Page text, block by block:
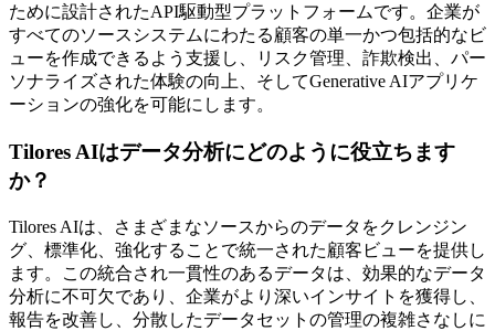
ために設計されたAPI駆動型プラットフォームです。企業が
すべてのソースシステムにわたる顧客の単一かつ包括的なビ
ューを作成できるよう支援し、リスク管理、詐欺検出、パー
ソナライズされた体験の向上、そしてGenerative AIアプリケ
ーションの強化を可能にします。
Tilores AIはデータ分析にどのように役立ちます
か？
Tilores AIは、さまざまなソースからのデータをクレンジン
グ、標準化、強化することで統一された顧客ビューを提供し
ます。この統合され一貫性のあるデータは、効果的なデータ
分析に不可欠であり、企業がより深いインサイトを獲得し、
報告を改善し、分散したデータセットの管理の複雑さなしに